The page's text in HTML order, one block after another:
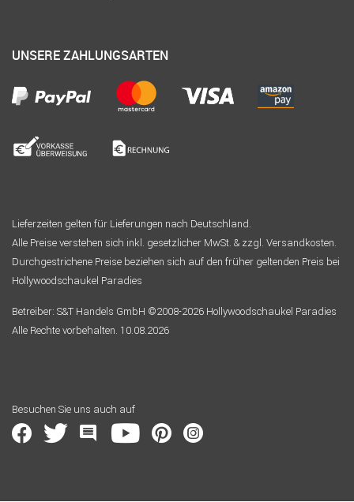
UNSERE ZAHLUNGSARTEN
Lieferzeiten gelten für Lieferungen nach Deutschland.
Alle Preise verstehen sich inkl. gesetzlicher MwSt. & zzgl. Versandkosten.
Durchgestrichene Preise beziehen sich auf den früher geltenden Preis bei
Hollywoodschaukel Paradies
Betreiber: S&T Handels GmbH ©2008-2026 Hollywoodschaukel Paradies
Alle Rechte vorbehalten. 10.08.2026
Besuchen Sie uns auch auf